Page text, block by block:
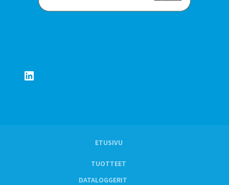
LinkedIn
ETUSIVU
TUOTTEET
DATALOGGERIT